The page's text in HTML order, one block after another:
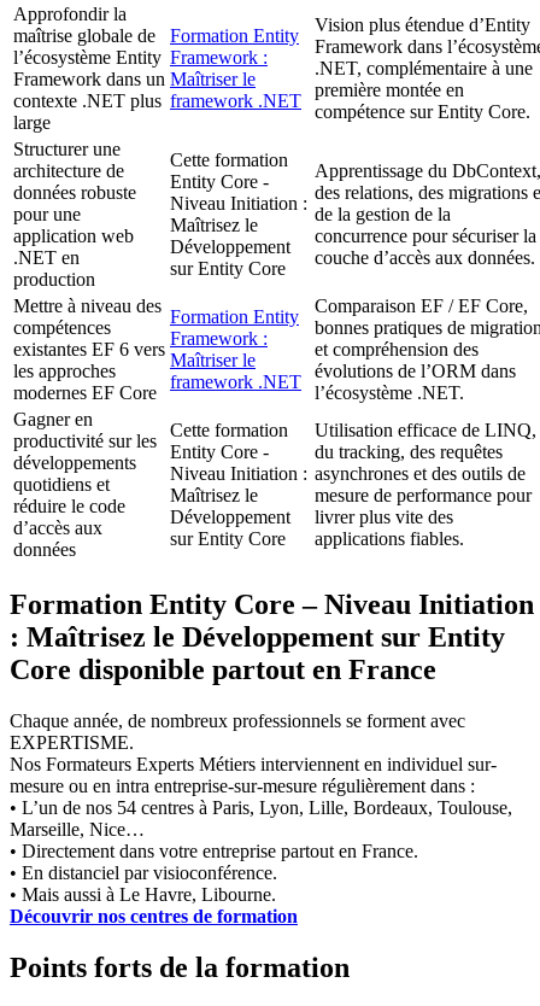
Approfondir la
maîtrise globale de
l’écosystème Entity
Framework dans un
contexte .NET plus
large
Formation Entity
Framework :
Maîtriser le
framework .NET
Vision plus étendue d’Entity
Framework dans
.NET, complémentaire à une
première montée en
compétence sur Entity Core.
Structurer une
architecture de
données robuste
pour une
application web
.NET en
production
Cette formation
Entity Core -
Niveau Initiation :
Maîtrisez le
Développement
sur Entity Core
Apprentissage du DbContext,
des relations, des migrations
de la gestion de la
concurrence pour sécuriser la
couche d’accès aux données.
Mettre à niveau des
compétences
existantes EF 6 vers
les approches
modernes EF Core
Formation Entity
Framework :
Maîtriser le
framework .NET
Comparaison EF / EF Core,
bonnes pratiques de
et compréhension des
évolutions de l’ORM dans
l’écosystème .NET.
Gagner en
productivité sur les
développements
quotidiens et
réduire le code
d’accès aux
données
Cette formation
Entity Core -
Niveau Initiation :
Maîtrisez le
Développement
sur Entity Core
Utilisation efficace de LINQ,
du tracking, des requêtes
asynchrones et des outils de
mesure de performance pour
livrer plus vite des
applications fiables.
Formation Entity Core – Niveau Initiation
: Maîtrisez le Développement sur Entity
Core disponible partout en France
Chaque année, de nombreux professionnels se forment avec
EXPERTISME.
Nos Formateurs Experts Métiers interviennent en individuel sur-
mesure ou en intra entreprise-sur-mesure régulièrement dans :
• L’un de nos 54 centres à Paris, Lyon, Lille, Bordeaux, Toulouse,
Marseille, Nice…
• Directement dans votre entreprise partout en France.
• En distanciel par visioconférence.
• Mais aussi à Le Havre, Libourne.
Découvrir nos centres de formation
Points forts de la formation